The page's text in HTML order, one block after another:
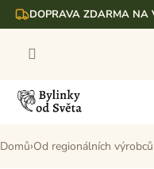
Přejít DOPRAVA ZDARMA NA
Domů Od regionálních výrobců